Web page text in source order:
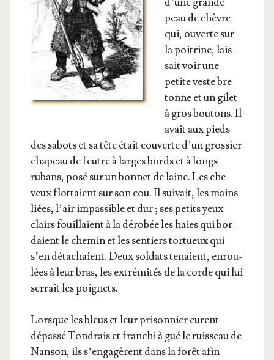
peau de chèvre
qui, ouverte sur
la poi­trine, lais­
sait voir une
petite veste bre­
tonne et un gilet
à gros bou­tons. Il
avait aux pieds
des sabots et sa tête était cou­verte d’un gros­sier
cha­peau de feutre à larges bords et à longs
rubans, posé sur un bon­net de laine. Les che­
veux flot­taient sur son cou. Il sui­vait, les mains
liées, l’air impas­sible et dur ; ses petits yeux
clairs fouillaient à la déro­bée les haies qui bor­
daient le che­min et les sen­tiers tor­tueux qui
s’en déta­chaient. Deux sol­dats tenaient, enrou­
lées à leur bras, les extré­mi­tés de la corde qui lui
ser­rait les poignets.
Lorsque les bleus et leur pri­son­nier eurent
dépas­sé Ton­drais et fran­chi à gué le ruis­seau de
Nan­son, ils s’engagèrent dans la forêt afin